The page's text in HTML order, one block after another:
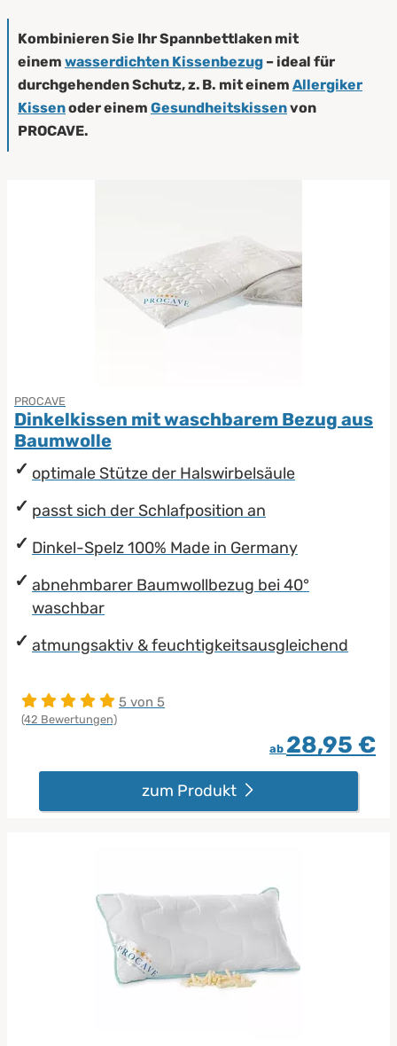
Kombinieren Sie Ihr Spannbettlaken mit
einem wasserdichten Kissenbezug – ideal für
durchgehenden Schutz, z. B. mit einem Allergiker
Kissenoder einem Gesundheitskissenvon
PROCAVE.
PROCAVE
Dinkelkissen mit waschbarem Bezug aus
Baumwolle
optimale Stütze der Halswirbelsäule
passt sich der Schlafposition an
Dinkel-Spelz 100% Made in Germany
abnehmbarer Baumwollbezug bei 40°
waschbar
atmungsaktiv & feuchtigkeitsausgleichend
5 von 5
(42 Bewertungen)
ab 28,95 €
zum Produkt